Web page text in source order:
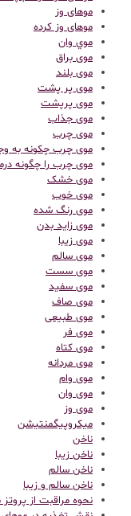
موهای وز
موهای وز کرده
موي وان
موی براق
موی بلند
موی پر پشت
موی پرپشت
موی جذاب
موی چرب
موی چرب چکونه به
موی چرب را چگونه
موی خشک
موی خوب
موی رنگ شده
موی زاید بدن
موی زیبا
موی سالم
موی سست
موی سفید
موی صاف
موی طبیعی
موی فر
موی کتاه
موی مردانه
موی وام
موی وان
موی وز
میکروپیگمنتیشن
ناخن
ناخن زیبا
ناخن سالم
ناخن سالم و زیبا
نحوه مراقبت از پروتز